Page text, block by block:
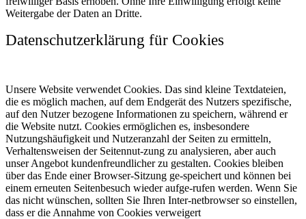
Weitergabe der Daten an Dritte.
Datenschutzerklärung für Cookies
Unsere Website verwendet Cookies. Das sind kleine Textdateien,
die es möglich machen, auf dem Endgerät des Nutzers spezifische,
auf den Nutzer bezogene Informationen zu speichern, während er
die Website nutzt. Cookies ermöglichen es, insbesondere
Nutzungshäufigkeit und Nutzeranzahl der Seiten zu ermitteln,
Verhaltensweisen der Seitennut-zung zu analysieren, aber auch
unser Angebot kundenfreundlicher zu gestalten. Cookies bleiben
über das Ende einer Browser-Sitzung ge-speichert und können bei
einem erneuten Seitenbesuch wieder aufge-rufen werden. Wenn Sie
das nicht wünschen, sollten Sie Ihren Inter-netbrowser so einstellen,
dass er die Annahme von Cookies verweigert